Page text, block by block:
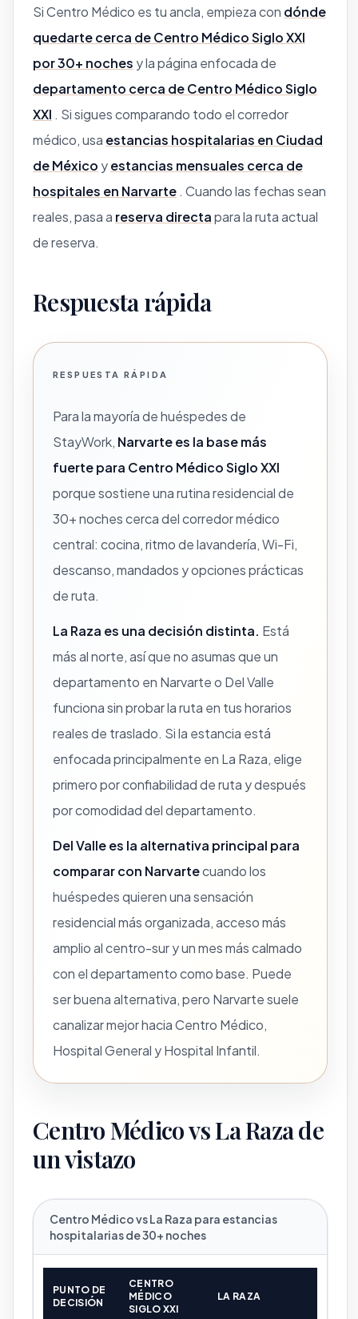
Si Centro Médico es tu ancla, empieza con dónde
quedarte cerca de Centro Médico Siglo XXI
por 30+ noches y la página enfocada de
departamento cerca de Centro Médico Siglo
XXI . Si sigues comparando todo el corredor
médico, usa estancias hospitalarias en Ciudad
de México yestancias mensuales cerca de
hospitales en Narvarte . Cuando las fechas sean
reales, pasa a reserva directapara la ruta actual
de reserva.
Respuesta rápida
RESPUESTA RÁPIDA
Para la mayoría de huéspedes de
StayWork, Narvarte es la base más
fuerte para Centro Médico Siglo XXI
porque sostiene una rutina residencial de
30+ noches cerca del corredor médico
central: cocina, ritmo de lavandería, Wi-Fi,
descanso, mandados y opciones prácticas
de ruta.
La Raza es una decisión distinta. Está
más al norte, así que no asumas que un
departamento en Narvarte o Del Valle
funciona sin probar la ruta en tus horarios
reales de traslado. Si la estancia está
enfocada principalmente en La Raza, elige
primero por confiabilidad de ruta y después
por comodidad del departamento.
Del Valle es la alternativa principal para
comparar con Narvartecuando los
huéspedes quieren una sensación
residencial más organizada, acceso más
amplio al centro-sur y un mes más calmado
con el departamento como base. Puede
ser buena alternativa, pero Narvarte suele
canalizar mejor hacia Centro Médico,
Hospital General y Hospital Infantil.
Centro Médico vs La Raza de
un vistazo
Centro Médico vs La Raza para estancias
hospitalarias de 30+ noches
PUNTO DE
DECISIÓN
CENTRO
MÉDICO
SIGLO XXI
LA RAZA